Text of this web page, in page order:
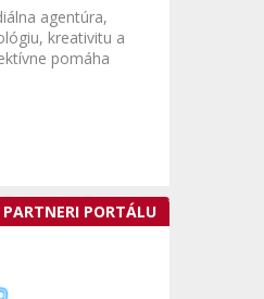
agentúra,
kreativitu a
pomáha
PARTNERI PORTÁLU